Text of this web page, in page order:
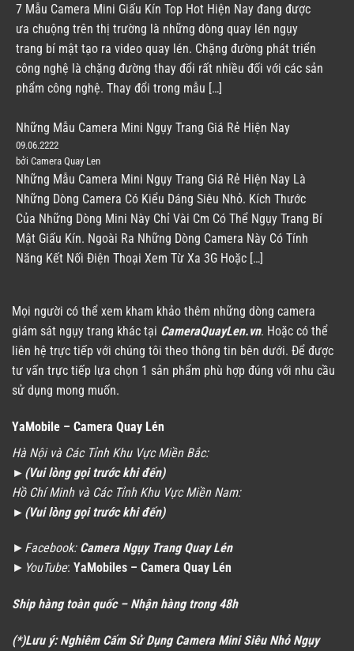
7 Mẫu Camera Mini Giấu Kín Top Hot Hiện Nay đang được
ưa chuộng trên thị trường là những dòng quay lén ngụy
trang bí mật tạo ra video quay lén. Chặng đường phát triển
công nghệ là chặng đường thay đổi rất nhiều đối với các sản
phẩm công nghệ. Thay đổi trong mẫu […]
Những Mẫu Camera Mini Ngụy Trang Giá Rẻ Hiện Nay
09.06.2222
bởi Camera Quay Len
Những Mẫu Camera Mini Ngụy Trang Giá Rẻ Hiện Nay Là
Những Dòng Camera Có Kiểu Dáng Siêu Nhỏ. Kích Thước
Của Những Dòng Mini Này Chỉ Vài Cm Có Thể Ngụy Trang Bí
Mật Giấu Kín. Ngoài Ra Những Dòng Camera Này Có Tính
Năng Kết Nối Điện Thoại Xem Từ Xa 3G Hoặc […]
Mọi người có thể xem kham khảo thêm những dòng camera
giám sát ngụy trang khác tại CameraQuayLen.vn. Hoặc có thể
liên hệ trực tiếp với chúng tôi theo thông tin bên dưới. Để được
tư vấn trực tiếp lựa chọn 1 sản phẩm phù hợp đúng với nhu cầu
sử dụng mong muốn.
YaMobile – Camera Quay Lén
Hà Nội và Các Tỉnh Khu Vực Miền Bắc:
► (Vui lòng gọi trước khi đến)
Hồ Chí Minh và Các Tỉnh Khu Vực Miền Nam:
► (Vui lòng gọi trước khi đến)
►Facebook: Camera Ngụy Trang Quay Lén
►YouTube: YaMobiles – Camera Quay Lén
Ship hàng toàn quốc – Nhận hàng trong 48h
(*)Lưu ý: Nghiêm Cấm Sử Dụng Camera Mini Siêu Nhỏ Ngụy